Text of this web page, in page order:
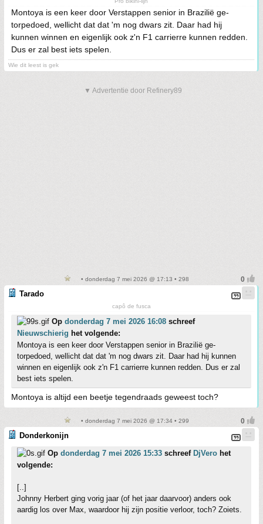
Montoya is een keer door Verstappen senior in Brazilië ge-
torpedoed, wellicht dat dat 'm nog dwars zit. Daar had hij
kunnen winnen en eigenlijk ook z'n F1 carrierre kunnen redden.
Dus er zal best iets spelen.
Wie dit leest is gek
▼ Advertentie door Refinery89
• donderdag 7 mei 2026 @ 17:13 • 298
Tarado
capô de fusca
Op donderdag 7 mei 2026 16:08 schreef
Nieuwschierig het volgende:
Montoya is een keer door Verstappen senior in Brazilië ge-
torpedoed, wellicht dat dat 'm nog dwars zit. Daar had hij kunnen
winnen en eigenlijk ook z'n F1 carrierre kunnen redden. Dus er zal
best iets spelen.
Montoya is altijd een beetje tegendraads geweest toch?
• donderdag 7 mei 2026 @ 17:34 • 299
Donderkonijn
Op donderdag 7 mei 2026 15:33 schreef DjVero het
volgende:
[..]
Johnny Herbert ging vorig jaar (of het jaar daarvoor) anders ook
aardig los over Max, waardoor hij zijn positie verloor, toch? Zoiets.